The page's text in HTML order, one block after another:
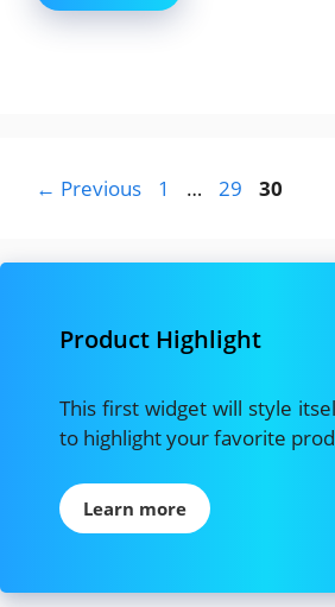
← Previous Page
1 … Page
29 Page
30
Product Highlight
This first widget will style
to highlight your favorite
Learn more